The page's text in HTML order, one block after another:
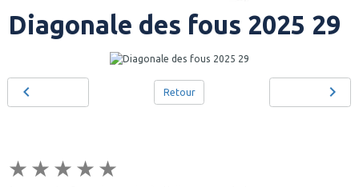
Diagonale des fous 2025 29
Retour
★ ★ ★ ★ ★